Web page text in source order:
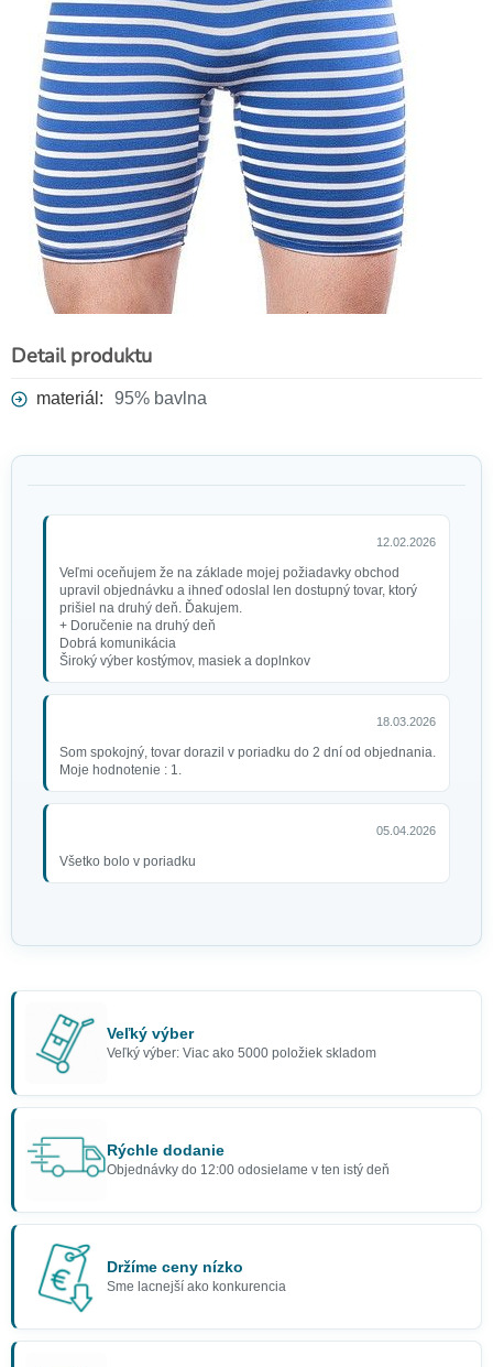
Detail produktu
materiál: 95% bavlna
12.02.2026
Veľmi oceňujem že na základe mojej požiadavky obchod
upravil objednávku a ihneď odoslal len dostupný tovar, ktorý
prišiel na druhý deň. Ďakujem.
+ Doručenie na druhý deň
Dobrá komunikácia
Široký výber kostýmov, masiek a doplnkov
18.03.2026
Som spokojný, tovar dorazil v poriadku do 2 dní od objednania.
Moje hodnotenie : 1.
05.04.2026
Všetko bolo v poriadku
Veľký výber
Veľký výber: Viac ako 5000 položiek skladom
Rýchle dodanie
Objednávky do 12:00 odosielame v ten istý deň
Držíme ceny nízko
Sme lacnejší ako konkurencia